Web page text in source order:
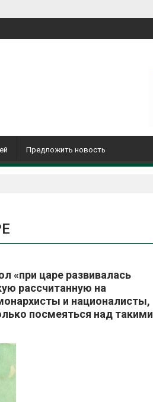
Предложить новость
«при царе развивалась
рассчитанную на
и националисты,
посмеяться над такими